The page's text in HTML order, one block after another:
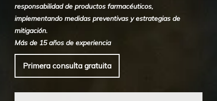
responsabilidad de productos farmacéuticos,
implementando medidas preventivas y estrategias de
mitigación.
Más de 15 años de experiencia
Primera consulta gratuita